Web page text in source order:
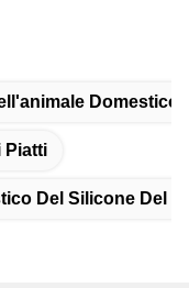
Domestico
Piatti
Del Silicone Del